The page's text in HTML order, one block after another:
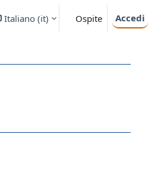
Italiano ‎(it)‎ Ospite Accedi